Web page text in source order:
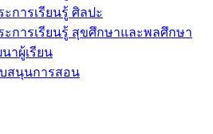
การเรียนรู้ ศิลปะ
ะการเรียนรู้ สุขศึกษาและพลศึกษา
าผู้เรียน
สนุนการสอน